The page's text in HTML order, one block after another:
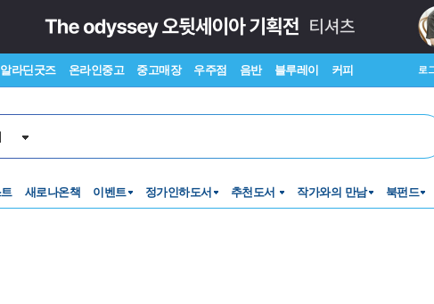
알라딘굿즈 온라인중고 중고매장 우주점 음반 블루레이 커피 로
새로나온책 이벤트 정가인하도서 추천도서 작가와의 만남 북펀드